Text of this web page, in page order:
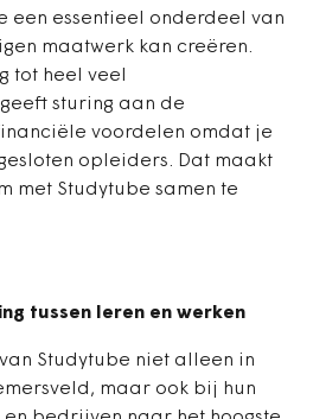
een essentieel onderdeel van
maatwerk kan creëren.
tot heel veel
sturing aan de
voordelen omdat je
opleiders. Dat maakt
met Studytube samen te
tussen leren en werken
Studytube niet alleen in
maar ook bij hun